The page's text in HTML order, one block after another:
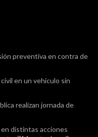
preventiva en contra de
en un vehículo sin
realizan jornada de
distintas acciones